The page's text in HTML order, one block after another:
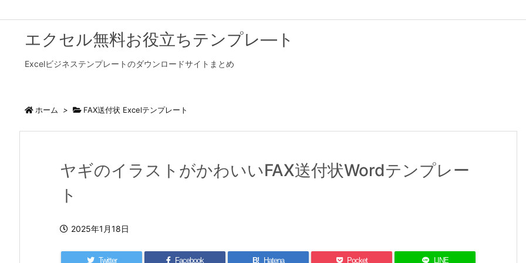
エクセル無料お役立ちテンプレ―ト
Excelビジネステンプレートのダウンロードサイトまとめ
ホーム > FAX送付状 Excelテンプレート
ヤギのイラストがかわいいFAX送付状Wordテンプレー
ト
2025年1月18日
Twitter Facebook B! Hatena Pocket LINE